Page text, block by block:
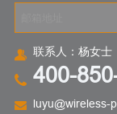
联系人：杨女士
400-
luyu@wireless-